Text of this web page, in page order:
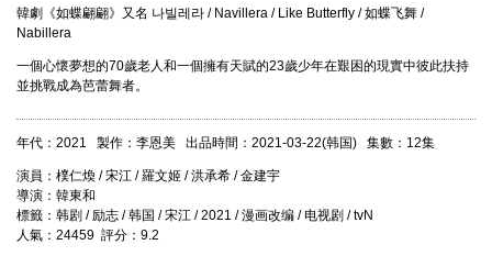
韓劇《如蝶翩翩》又名 나빌레라 / Navillera / Like Butterfly / 如蝶飞舞 /
Nabillera
一個心懷夢想的70歲老人和一個擁有天賦的23歲少年在艱困的現實中彼此扶持
並挑戰成為芭蕾舞者。
年代：2021 製作：李恩美 出品時間：2021-03-22(韩国) 集數：12集
演員：樸仁煥 / 宋江 / 羅文姬 / 洪承希 / 金建宇
導演：韓東和
標籤：韩剧 / 励志 / 韩国 / 宋江 / 2021 / 漫画改编 / 电视剧 / tvN
人氣：24459 評分：9.2